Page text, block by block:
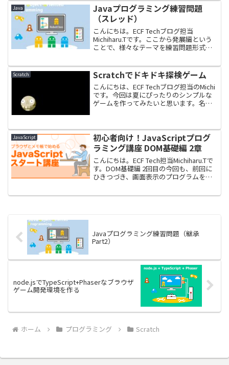
作仕様が複雑な部分もありますが、今回
は基...
Java
Javaプログラミング練習問題
（スレッド）
こんにちは。ECF Techブログ担当
Michiharu.Tです。ここから発展編という
ことで、様々なテーマを練習問題形式で
す。今回のテーマはスレッドです。一般
的なJav...
Scratch Scratchでドキドキ探検ゲーム
こんにちは、ECF Techブログ担当のMichi
です。今回は夏にぴったりのシンプルな
ゲームを作ってみたいと思います。名付
ームの概要です。スタート（みどりの
旗）でゲーム...
JavaScript
初心者向け！JavaScriptプログ
ラミング講座 DOM基礎編 2章
こんにちは。ECF Tech担当Michiharu.Tで
す。DOM基礎編 2回目の今回も、前回に
ひきつづき、画面表示のプログラムを作
Javaプログラミング練習問題（継承
Part2）
node.jsでTypeScript+Phaserなブラウザ
ゲーム開発環境を作る
ホーム プログラミング Scratch